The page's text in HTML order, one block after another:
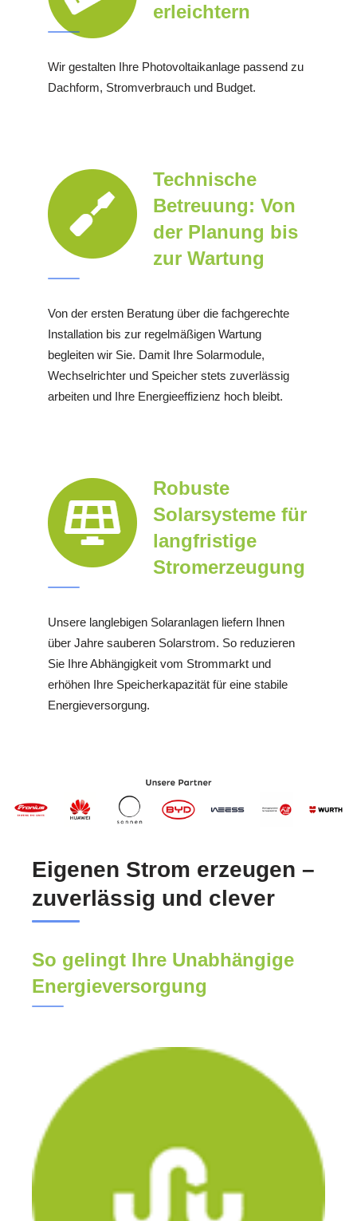
erleichtern
Wir gestalten Ihre Photovoltaikanlage passend zu
Dachform, Stromverbrauch und Budget.
Technische
Betreuung: Von
der Planung bis
zur Wartung
Von der ersten Beratung über die fachgerechte
Installation bis zur regelmäßigen Wartung
begleiten wir Sie. Damit Ihre Solarmodule,
Wechselrichter und Speicher stets zuverlässig
arbeiten und Ihre Energieeffizienz hoch bleibt.
Robuste
Solarsysteme für
langfristige
Stromerzeugung
Unsere langlebigen Solaranlagen liefern Ihnen
über Jahre sauberen Solarstrom. So reduzieren
Sie Ihre Abhängigkeit vom Strommarkt und
erhöhen Ihre Speicherkapazität für eine stabile
Energieversorgung.
Eigenen Strom erzeugen –
zuverlässig und clever
So gelingt Ihre Unabhängige
Energieversorgung